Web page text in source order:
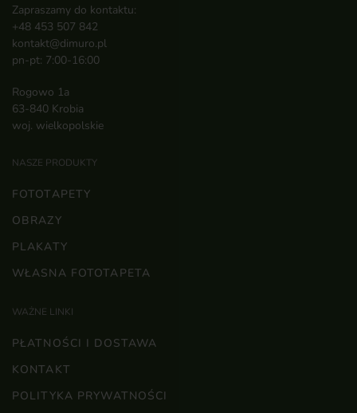
Zapraszamy do kontaktu:
+48 453 507 842
kontakt@dimuro.pl
pn-pt: 7:00-16:00
Rogowo 1a
63-840 Krobia
woj. wielkopolskie
NASZE PRODUKTY
FOTOTAPETY
OBRAZY
PLAKATY
WŁASNA FOTOTAPETA
WAŻNE LINKI
PŁATNOŚCI I DOSTAWA
KONTAKT
POLITYKA PRYWATNOŚCI